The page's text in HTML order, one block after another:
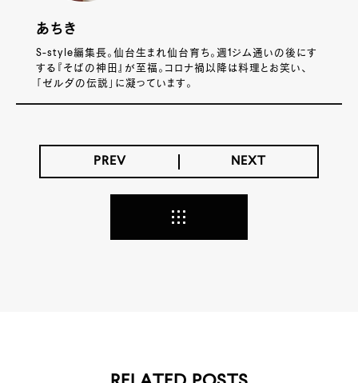
あちき
S-style編集長。仙台生まれ仙台育ち。週1ジム通いの後にす
する『そばの神田』が至福。コロナ禍以降は料理とお笑い、
「ゼルダの伝説」に凝っています。
PREV NEXT